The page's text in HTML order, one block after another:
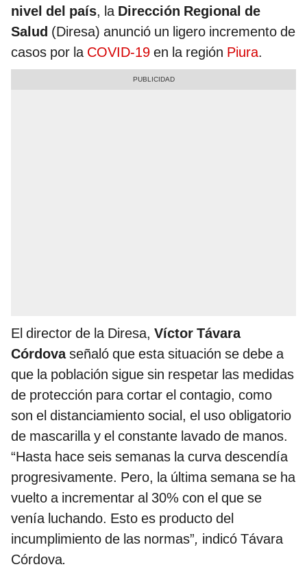
nivel del país, la Dirección Regional de
Salud (Diresa) anunció un ligero incremento de
casos por laCOVID-19 en la región Piura.
El director de la Diresa, Víctor Távara
Córdovaseñaló que esta situación se debe a
que la población sigue sin respetar las medidas
de protección para cortar el contagio, como
son el distanciamiento social, el uso obligatorio
de mascarilla y el constante lavado de manos.
“Hasta hace seis semanas la curva descendía
progresivamente. Pero, la última semana se ha
vuelto a incrementar al 30% con el que se
venía luchando. Esto es producto del
incumplimiento de las normas”, indicó Távara
Córdova.